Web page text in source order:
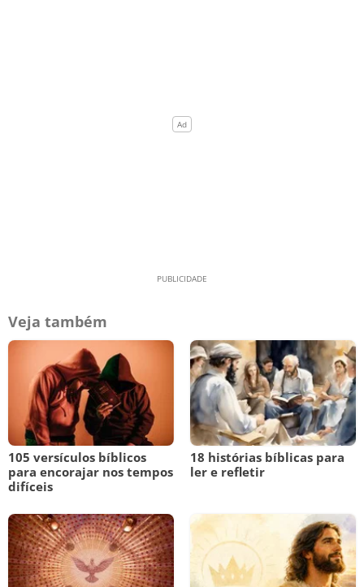
Veja também
105 versículos bíblicos
para encorajar nos tempos
difíceis
18 histórias bíblicas para
ler e refletir